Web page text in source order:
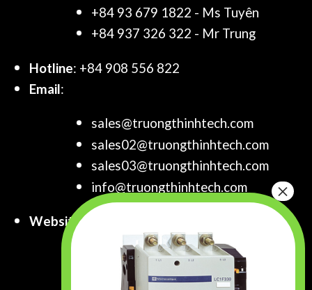
+84 93 679 1822 - Ms Tuyên
+84 937 326 322 - Mr Trung
Hotline: +84 908 556 822
Email:
sales@truongthinhtech.com
sales02@truongthinhtech.com
sales03@truongthinhtech.com
info@truongthinhtech.com
Website:
www.truongthinhtech.com
www.components.com.vn